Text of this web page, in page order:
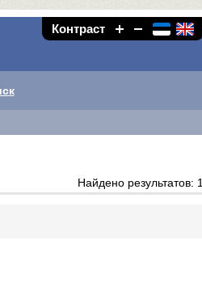
Контраст
Найдено результатов: 1